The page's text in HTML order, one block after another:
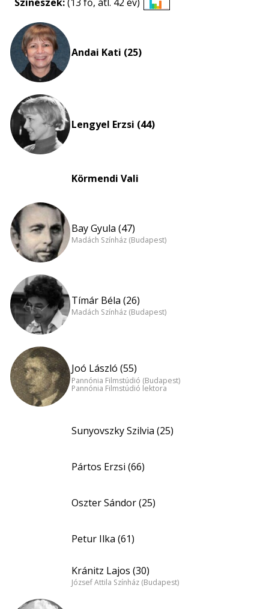
Andai Kati (25)
Lengyel Erzsi (44)
Körmendi Vali
Bay Gyula (47)
Madách Színház (Budapest)
Tímár Béla (26)
Madách Színház (Budapest)
Joó László (55)
Pannónia Filmstúdió (Budapest)
Pannónia Filmstúdió lektora
Sunyovszky Szilvia (25)
Pártos Erzsi (66)
Oszter Sándor (25)
Petur Ilka (61)
Kránitz Lajos (30)
József Attila Színház (Budapest)